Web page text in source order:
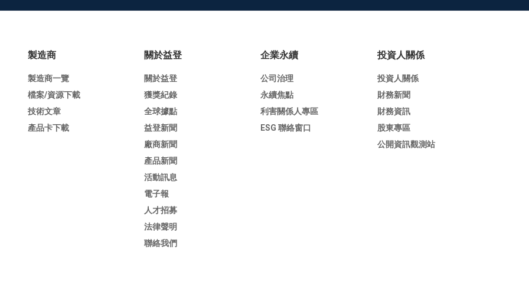
製造商
製造商一覽
檔案/資源下載
技術文章
產品卡下載
關於益登
關於益登
獲獎紀錄
全球據點
益登新聞
廠商新聞
產品新聞
活動訊息
電子報
人才招募
法律聲明
聯絡我們
企業永續
公司治理
永續焦點
利害關係人專區
ESG 聯絡窗口
投資人關係
投資人關係
財務新聞
財務資訊
股東專區
公開資訊觀測站